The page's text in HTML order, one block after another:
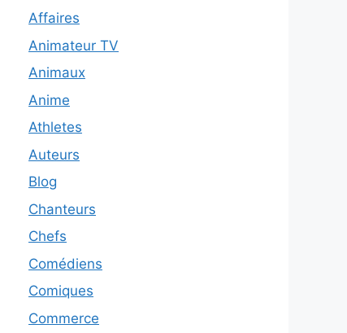
Affaires
Animateur TV
Animaux
Anime
Athletes
Auteurs
Blog
Chanteurs
Chefs
Comédiens
Comiques
Commerce